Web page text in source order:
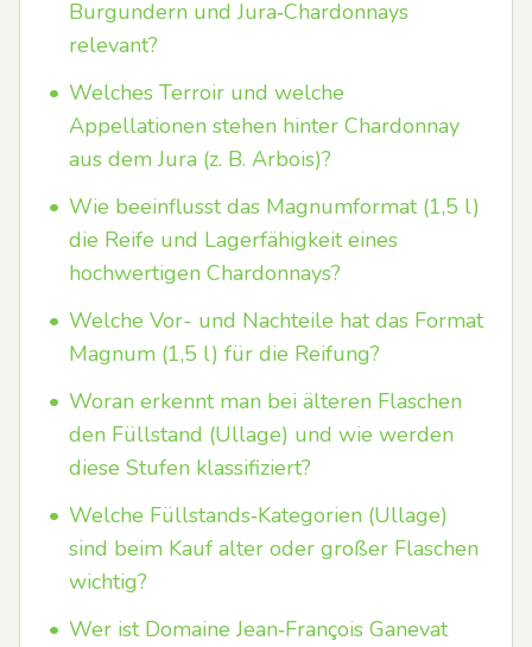
Burgundern und Jura‑Chardonnays
relevant?
• Welches Terroir und welche
Appellationen stehen hinter Chardonnay
aus dem Jura (z. B. Arbois)?
• Wie beeinflusst das Magnumformat (1,5 l)
die Reife und Lagerfähigkeit eines
hochwertigen Chardonnays?
• Welche Vor- und Nachteile hat das Format
Magnum (1,5 l) für die Reifung?
• Woran erkennt man bei älteren Flaschen
den Füllstand (Ullage) und wie werden
diese Stufen klassifiziert?
• Welche Füllstands‑Kategorien (Ullage)
sind beim Kauf alter oder großer Flaschen
wichtig?
• Wer ist Domaine Jean‑François Ganevat